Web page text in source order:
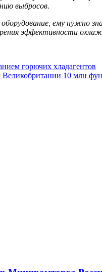
выбросов.
ему нужно
эффективности
горючих хладагентов
Великобритании 10 млн